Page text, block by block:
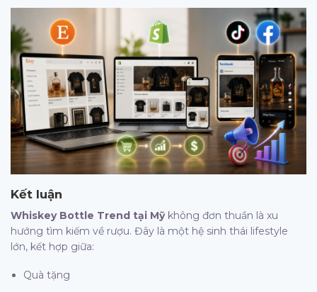
Kết luận
Whiskey Bottle Trend tại Mỹkhông đơn thuần là xu
hướng tìm kiếm về rượu. Đây là một hệ sinh thái lifestyle
lớn, kết hợp giữa:
Quà tặng